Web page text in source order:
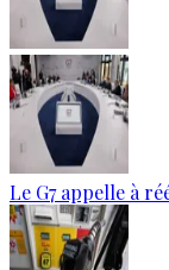
Le G7 appelle à